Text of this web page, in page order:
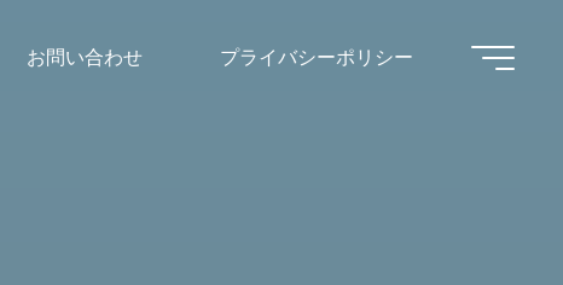
お問い合わせ プライバシーポリシー